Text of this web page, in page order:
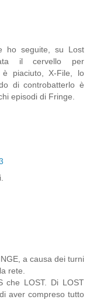
ho seguite, su Lost
il cervello per
piaciuto, X-File, lo
di controbatterlo è
episodi di Fringe.
a causa dei turni
rete.
che LOST. Di LOST
aver compreso tutto